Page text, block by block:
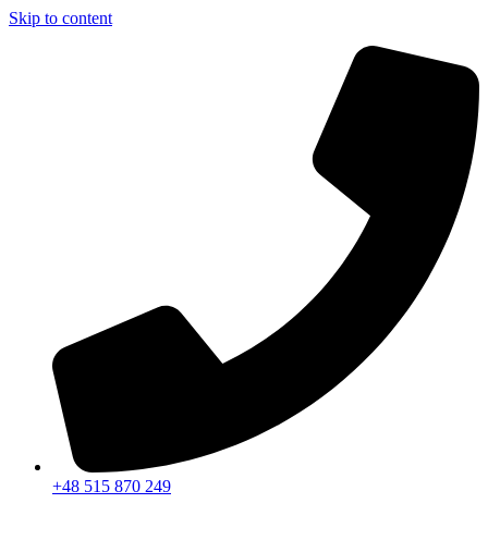
Skip to content
+48 515 870 249